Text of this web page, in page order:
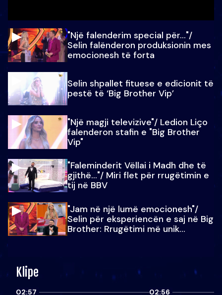
"Një falenderim special për…"/
Selin falënderon produksionin mes
emocionesh të forta
Selin shpallet fituese e edicionit të
pestë të ‘Big Brother Vip’
"Një magji televizive"/ Ledion Liço
falenderon stafin e "Big Brother
Vip"
"Faleminderit Vëllai i Madh dhe të
gjithë…"/ Miri flet për rrugëtimin e
tij në BBV
"Jam në një lumë emocionesh"/
Selin për eksperiencën e saj në Big
Brother: Rrugëtimi më unik…
Klipe
02:57 02:56